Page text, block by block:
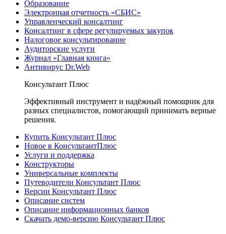
Образование
Электронная отчетность «СБИС»
Управленческий консалтинг
Консалтинг в сфере регулируемых закупок
Налоговое консультирование
Аудиторские услуги
Журнал «Главная книга»
Антивирус Dr.Web
Консультант Плюс
Эффективный инструмент и надёжный помощник для
разных специалистов, помогающий принимать верные
решения.
Купить Консультант Плюс
Новое в КонсультантПлюс
Услуги и поддержка
Конструкторы
Универсальные комплекты
Путеводители Консультант Плюс
Версии Консультант Плюс
Описание систем
Описание информационных банков
Скачать демо-версию Консультант Плюс